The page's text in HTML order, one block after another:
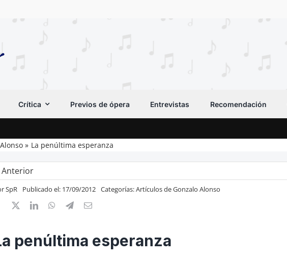
Crítica Previos de ópera Entrevistas Recomendación
La penúltima esperanza
Anterior
SpR Publicado el: 17/09/2012 Categorías:Artículos de Gonzalo Alonso
penúltima esperanza